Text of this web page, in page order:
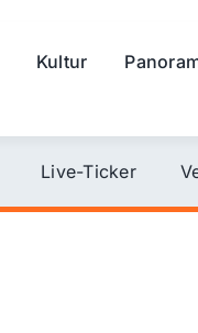
Kultur
Live-Ticker